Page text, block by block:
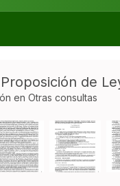
Proposición de
enOtras consultas